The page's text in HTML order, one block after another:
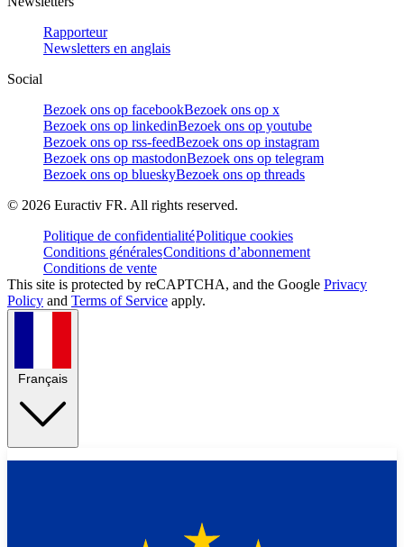
Rapporteur
Newsletters en anglais
Social
Bezoek ons op facebookBezoek ons op x
Bezoek ons op linkedinBezoek ons op youtube
Bezoek ons op rss-feedBezoek ons op instagram
Bezoek ons op mastodonBezoek ons op telegram
Bezoek ons op blueskyBezoek ons op threads
© 2026 Euractiv FR. All rights reserved.
Politique de confidentialitéPolitique cookies
Conditions généralesConditions d’abonnement
Conditions de vente
This site is protected by reCAPTCHA, and the Google Privacy
Policy and Terms of Service apply.
Français